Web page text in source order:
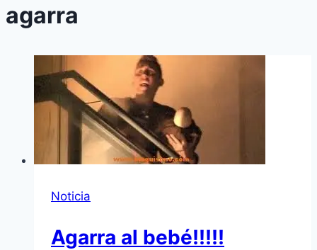
agarra
Noticia
Agarra al bebé!!!!!